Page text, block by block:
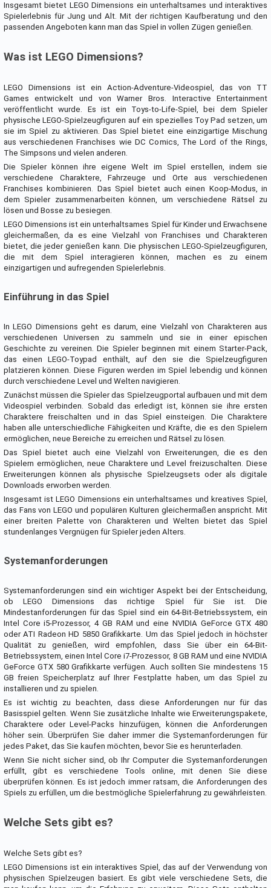
Insgesamt bietet LEGO Dimensions ein unterhaltsames und interaktives
Spielerlebnis für Jung und Alt. Mit der richtigen Kaufberatung und den
passenden Angeboten kann man das Spiel in vollen Zügen genießen.
Was ist LEGO Dimensions?
LEGO Dimensions ist ein Action-Adventure-Videospiel, das von TT
Games entwickelt und von Warner Bros. Interactive Entertainment
veröffentlicht wurde. Es ist ein Toys-to-Life-Spiel, bei dem Spieler
physische LEGO-Spielzeugfiguren auf ein spezielles Toy Pad setzen, um
sie im Spiel zu aktivieren. Das Spiel bietet eine einzigartige Mischung
aus verschiedenen Franchises wie DC Comics, The Lord of the Rings,
The Simpsons und vielen anderen.
Die Spieler können ihre eigene Welt im Spiel erstellen, indem sie
verschiedene Charaktere, Fahrzeuge und Orte aus verschiedenen
Franchises kombinieren. Das Spiel bietet auch einen Koop-Modus, in
dem Spieler zusammenarbeiten können, um verschiedene Rätsel zu
lösen und Bosse zu besiegen.
LEGO Dimensions ist ein unterhaltsames Spiel für Kinder und Erwachsene
gleichermaßen, da es eine Vielzahl von Franchises und Charakteren
bietet, die jeder genießen kann. Die physischen LEGO-Spielzeugfiguren,
die mit dem Spiel interagieren können, machen es zu einem
einzigartigen und aufregenden Spielerlebnis.
Einführung in das Spiel
In LEGO Dimensions geht es darum, eine Vielzahl von Charakteren aus
verschiedenen Universen zu sammeln und sie in einer epischen
Geschichte zu vereinen. Die Spieler beginnen mit einem Starter-Pack,
das einen LEGO-Toypad enthält, auf den sie die Spielzeugfiguren
platzieren können. Diese Figuren werden im Spiel lebendig und können
durch verschiedene Level und Welten navigieren.
Zunächst müssen die Spieler das Spielzeugportal aufbauen und mit dem
Videospiel verbinden. Sobald das erledigt ist, können sie ihre ersten
Charaktere freischalten und in das Spiel einsteigen. Die Charaktere
haben alle unterschiedliche Fähigkeiten und Kräfte, die es den Spielern
ermöglichen, neue Bereiche zu erreichen und Rätsel zu lösen.
Das Spiel bietet auch eine Vielzahl von Erweiterungen, die es den
Spielern ermöglichen, neue Charaktere und Level freizuschalten. Diese
Erweiterungen können als physische Spielzeugsets oder als digitale
Downloads erworben werden.
Insgesamt ist LEGO Dimensions ein unterhaltsames und kreatives Spiel,
das Fans von LEGO und populären Kulturen gleichermaßen anspricht. Mit
einer breiten Palette von Charakteren und Welten bietet das Spiel
stundenlanges Vergnügen für Spieler jeden Alters.
Systemanforderungen
Systemanforderungen sind ein wichtiger Aspekt bei der Entscheidung,
ob LEGO Dimensions das richtige Spiel für Sie ist. Die
Mindestanforderungen für das Spiel sind ein 64-Bit-Betriebssystem, ein
Intel Core i5-Prozessor, 4 GB RAM und eine NVIDIA GeForce GTX 480
oder ATI Radeon HD 5850 Grafikkarte. Um das Spiel jedoch in höchster
Qualität zu genießen, wird empfohlen, dass Sie über ein 64-Bit-
Betriebssystem, einen Intel Core i7-Prozessor, 8 GB RAM und eine NVIDIA
GeForce GTX 580 Grafikkarte verfügen. Auch sollten Sie mindestens 15
GB freien Speicherplatz auf Ihrer Festplatte haben, um das Spiel zu
installieren und zu spielen.
Es ist wichtig zu beachten, dass diese Anforderungen nur für das
Basisspiel gelten. Wenn Sie zusätzliche Inhalte wie Erweiterungspakete,
Charaktere oder Level-Packs hinzufügen, können die Anforderungen
höher sein. Überprüfen Sie daher immer die Systemanforderungen für
jedes Paket, das Sie kaufen möchten, bevor Sie es herunterladen.
Wenn Sie nicht sicher sind, ob Ihr Computer die Systemanforderungen
erfüllt, gibt es verschiedene Tools online, mit denen Sie diese
überprüfen können. Es ist jedoch immer ratsam, die Anforderungen des
Spiels zu erfüllen, um die bestmögliche Spielerfahrung zu gewährleisten.
Welche Sets gibt es?
Welche Sets gibt es?
LEGO Dimensions ist ein interaktives Spiel, das auf der Verwendung von
physischen Spielzeugen basiert. Es gibt viele verschiedene Sets, die